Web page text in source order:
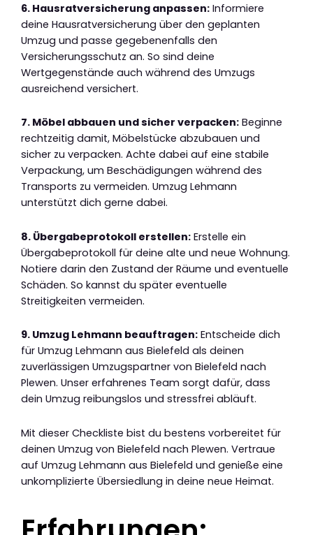
6. Hausratversicherung anpassen: Informiere
deine Hausratversicherung über den geplanten
Umzug und passe gegebenenfalls den
Versicherungsschutz an. So sind deine
Wertgegenstände auch während des Umzugs
ausreichend versichert.
7. Möbel abbauen und sicher verpacken: Beginne
rechtzeitig damit, Möbelstücke abzubauen und
sicher zu verpacken. Achte dabei auf eine stabile
Verpackung, um Beschädigungen während des
Transports zu vermeiden. Umzug Lehmann
unterstützt dich gerne dabei.
8. Übergabeprotokoll erstellen: Erstelle ein
Übergabeprotokoll für deine alte und neue Wohnung.
Notiere darin den Zustand der Räume und eventuelle
Schäden. So kannst du später eventuelle
Streitigkeiten vermeiden.
9. Umzug Lehmann beauftragen: Entscheide dich
für Umzug Lehmann aus Bielefeld als deinen
zuverlässigen Umzugspartner von Bielefeld nach
Plewen. Unser erfahrenes Team sorgt dafür, dass
dein Umzug reibungslos und stressfrei abläuft.
Mit dieser Checkliste bist du bestens vorbereitet für
deinen Umzug von Bielefeld nach Plewen. Vertraue
auf Umzug Lehmann aus Bielefeld und genieße eine
unkomplizierte Übersiedlung in deine neue Heimat.